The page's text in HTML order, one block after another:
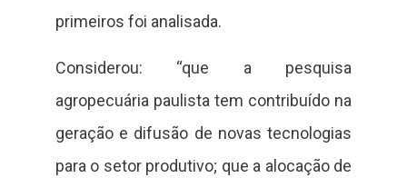
primeiros foi analisada.
Considerou: “que a pesquisa
agropecuária paulista tem contribuído na
geração e difusão de novas tecnologias
para o setor produtivo; que a alocação de